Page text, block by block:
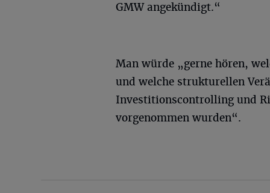
GMW angekündigt.“
Man würde „gerne hören,
und welche strukturellen
Investitionscontrolling und
vorgenommen wurden“.